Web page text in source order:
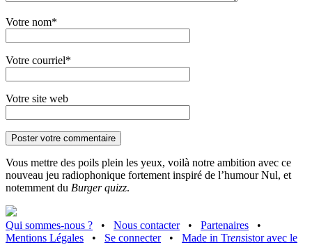
Votre nom*
Votre courriel*
Votre site web
Vous mettre des poils plein les yeux, voilà notre ambition avec ce
nouveau jeu radiophonique fortement inspiré de l’humour Nul, et
notemment du Burger quizz.
Qui sommes-nous ? • Nous contacter • Partenaires
•
Mentions Légales
• Se connecter • Made in Trensistor avec le